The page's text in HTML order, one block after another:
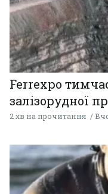
Ferrexpo
залізорудної
2 хв на прочитання